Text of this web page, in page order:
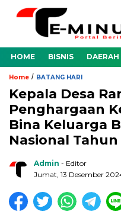
HOME BISNIS DAERAH
Home / BATANG HARI
Kepala Desa
Penghargaan
Bina Keluarga
Nasional
Admin - Editor
Jumat, 13 Desember